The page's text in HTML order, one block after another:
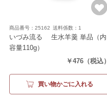
商品番号：25162 送料係数：1
いづみ流るゝ 生水羊羹 単品 （内
容量110g）
￥476 （税込）
買い物かごに入れる